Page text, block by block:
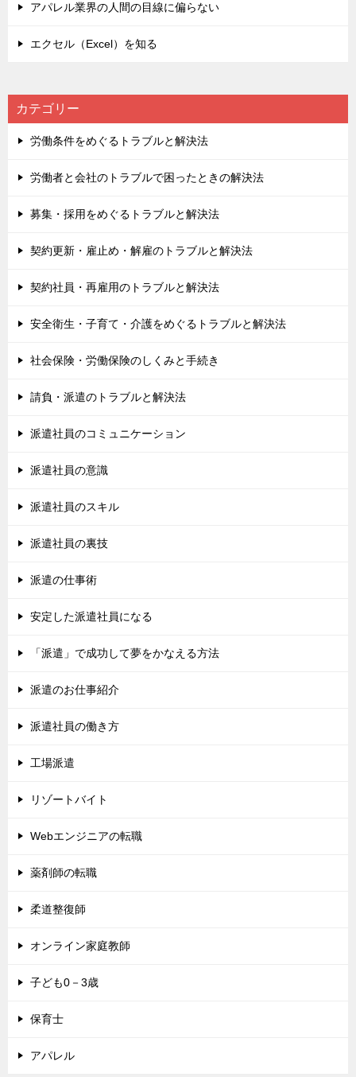
アパレル業界の人間の目線に偏らない
エクセル（Excel）を知る
カテゴリー
労働条件をめぐるトラブルと解決法
労働者と会社のトラブルで困ったときの解決法
募集・採用をめぐるトラブルと解決法
契約更新・雇止め・解雇のトラブルと解決法
契約社員・再雇用のトラブルと解決法
安全衛生・子育て・介護をめぐるトラブルと解決法
社会保険・労働保険のしくみと手続き
請負・派遣のトラブルと解決法
派遣社員のコミュニケーション
派遣社員の意識
派遣社員のスキル
派遣社員の裏技
派遣の仕事術
安定した派遣社員になる
「派遣」で成功して夢をかなえる方法
派遣のお仕事紹介
派遣社員の働き方
工場派遣
リゾートバイト
Webエンジニアの転職
薬剤師の転職
柔道整復師
オンライン家庭教師
子ども0－3歳
保育士
アパレル